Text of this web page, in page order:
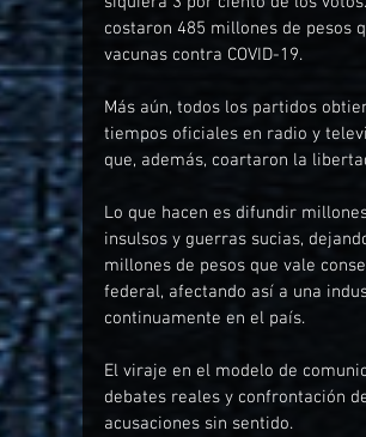
costaron 485 millones de pesos
vacunas contra COVID-19.
Más aún, todos los partidos
tiempos oficiales en radio y
que, además, coartaron la
Lo que hacen es difundir
insulsos y guerras sucias,
millones de pesos que vale
federal, afectando así a una
continuamente en el país.
El viraje en el modelo de
debates reales y confrontación
acusaciones sin sentido.